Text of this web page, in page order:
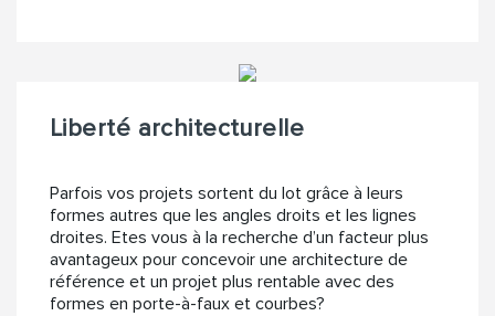
Liberté architecturelle
Parfois vos projets sortent du lot grâce à leurs
formes autres que les angles droits et les lignes
droites. Etes vous à la recherche d’un facteur plus
avantageux pour concevoir une architecture de
référence et un projet plus rentable avec des
formes en porte-à-faux et courbes?